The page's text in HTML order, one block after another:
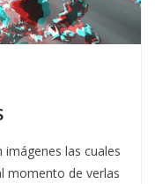
las cuales
momento de verlas